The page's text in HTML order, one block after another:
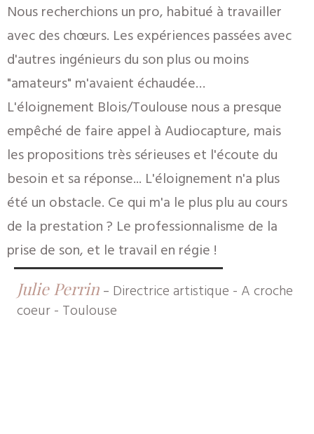
Nous recherchions un pro, habitué à travailler
avec des chœurs. Les expériences passées avec
d'autres ingénieurs du son plus ou moins
"amateurs" m'avaient échaudée…
L'éloignement Blois/Toulouse nous a presque
empêché de faire appel à Audiocapture, mais
les propositions très sérieuses et l'écoute du
besoin et sa réponse... L'éloignement n'a plus
été un obstacle. Ce qui m'a le plus plu au cours
de la prestation ? Le professionnalisme de la
prise de son, et le travail en régie !
Julie Perrin - Directrice artistique - A croche
coeur - Toulouse